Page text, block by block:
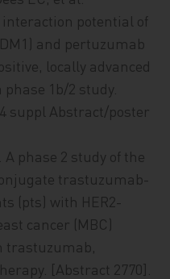
potential of
and pertuzumab
locally advanced
1b/2 study.
suppl Abstract/poster
phase 2 study of the
trastuzumab-
(pts) with HER2-
cancer (MBC)
trastuzumab,
[Abstract 2770].